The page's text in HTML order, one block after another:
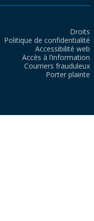
Droits
Politique de confidentialité
Accessibilité web
Accès à l’information
Courriers frauduleux
Porter plainte